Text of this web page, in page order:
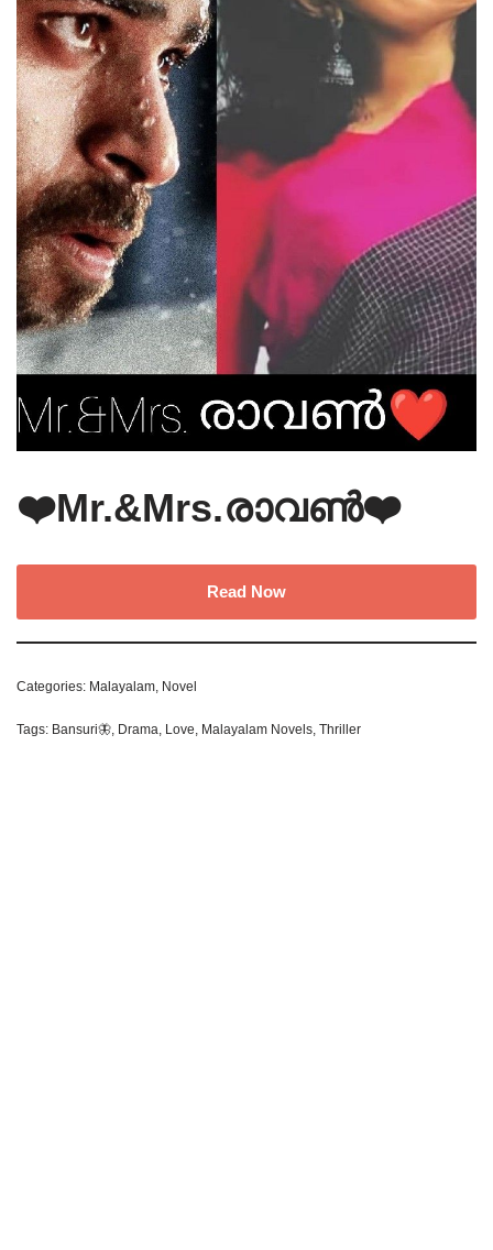
❤️Mr.&Mrs.രാവൺ❤️
Read Now
Categories: Malayalam Novel
Tags: Bansuri🦋 Drama Love Malayalam Novels Thriller